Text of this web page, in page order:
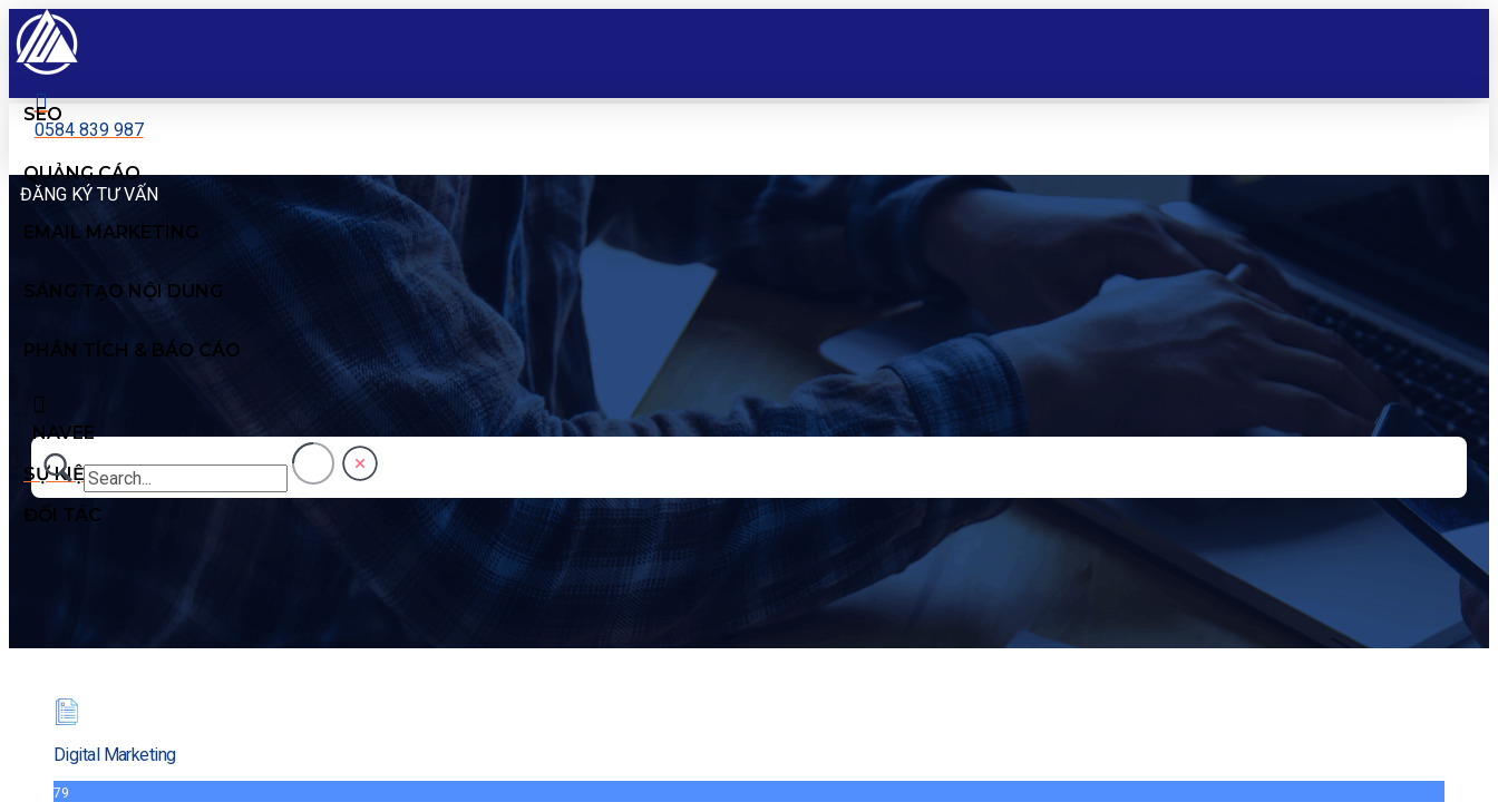
0584 839 987
ĐĂNG KÝ TƯ VẤN
SEO
QUẢNG CÁO
EMAIL MARKETING
SÁNG TẠO NỘI DUNG
PHÂN TÍCH & BÁO CÁO
NAVEE
SỰ KIỆN
ĐỐI TÁC
Digital Marketing
79